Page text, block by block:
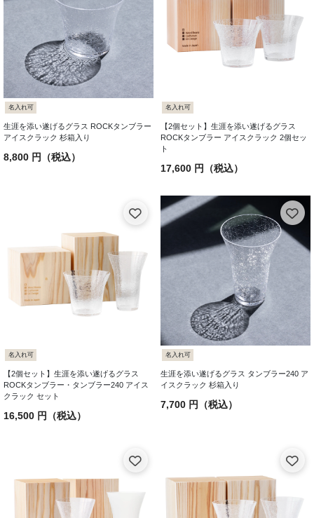
名入れ可
生涯を添い遂げるグラス ROCKタンブラー
アイスクラック 杉箱入り
8,800 円（税込）
名入れ可
【2個セット】生涯を添い遂げるグラス
ROCKタンブラー アイスクラック 2個セッ
ト
17,600 円（税込）
名入れ可
【2個セット】生涯を添い遂げるグラス
ROCKタンブラー・タンブラー240 アイス
クラック セット
16,500 円（税込）
名入れ可
生涯を添い遂げるグラス タンブラー240 ア
イスクラック 杉箱入り
7,700 円（税込）